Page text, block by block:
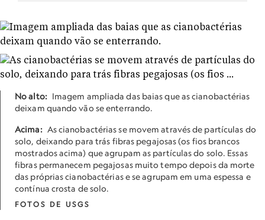
No alto: Imagem ampliada das baias que as cianobactérias
deixam quando vão se enterrando.
Acima: As cianobactérias se movem através de partículas do
solo, deixando para trás fibras pegajosas (os fios brancos
mostrados acima) que agrupam as partículas do solo. Essas
fibras permanecem pegajosas muito tempo depois da morte
das próprias cianobactérias e se agrupam em uma espessa e
contínua crosta de solo.
FOTOS DE USGS